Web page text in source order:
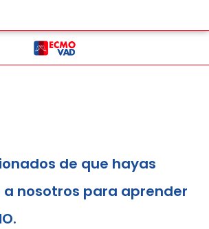
de que hayas
nosotros para aprender